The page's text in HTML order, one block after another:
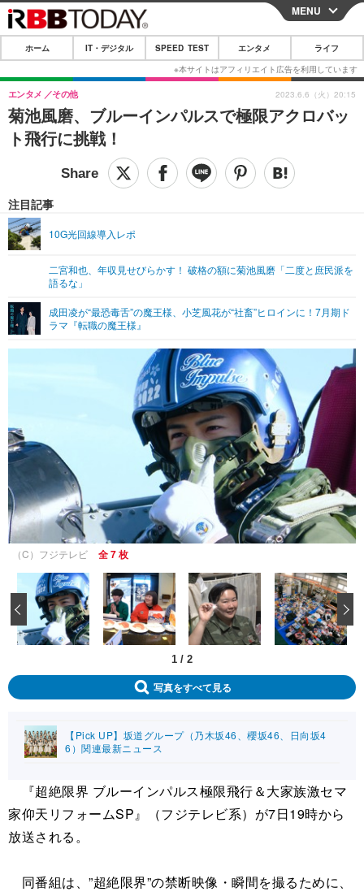
CLOSE
ホーム
IT・デジタル
IT・デジタルTOP スマートフォン
ショッピング その他
SPEED TEST
エンタメTOP 映画・ドラマ
グラビア
ショッピング その他
ライフTOP
その他
リリース一覧
MENU
ホーム IT・デジタル SPEED TEST エンタメ ライフ
菊池風磨、ブルーインパルスで極限アクロバッ
ト飛行に挑戦！
エンタメ その他
注目記事
10G光回線導入レポ
二宮和也、年収見せびらかす！ 破格の額に菊池風磨「二度と庶民派を
語るな」
成田凌が“最恐毒舌”の魔王様、小芝風花が“社畜”ヒロインに！7月期ド
ラマ『転職の魔王様』
2023.6.6（火）20:15
（C）フジテレビ 全 7 枚
1 / 2
‹
写真をすべて見る
【Pick UP】坂道グループ（乃木坂46、櫻坂46、日向坂4
6）関連最新ニュース
『超絶限界 ブルーインパルス極限飛行＆大家族激セマ
家仰天リフォームSP』（フジテレビ系）が7日19時から
放送される。
同番組は、”超絶限界”の禁断映像・瞬間を撮るために、